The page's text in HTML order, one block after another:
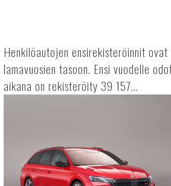
Henkilöautojen ensirekisteröinnit
lamavuosien tasoon. Ensi vuodelle
aikana on rekisteröity 39 157...
rekisteröinteihin